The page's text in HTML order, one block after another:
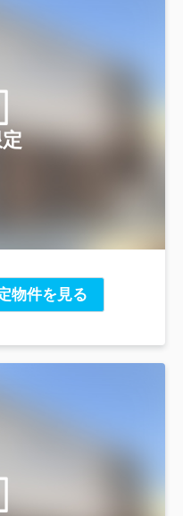
物件を見る